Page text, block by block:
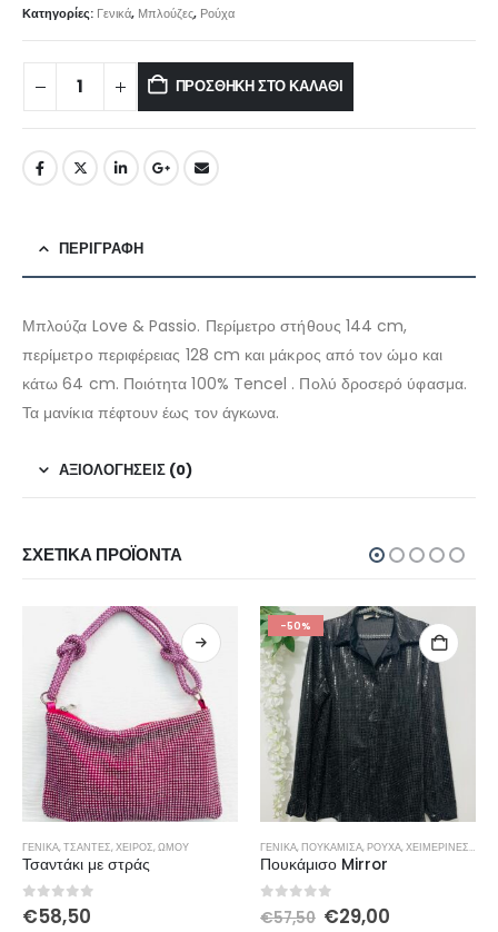
Κατηγορίες: Γενικά, Μπλούζες, Ρούχα
ΠΡΟΣΘΉΚΗ ΣΤΟ ΚΑΛΆΘΙ
ΠΕΡΙΓΡΑΦΉ
Μπλούζα Love & Passio. Περίμετρο στήθους 144 cm,
περίμετρο περιφέρειας 128 cm και μάκρος από τον ώμο και
κάτω 64 cm. Ποιότητα 100% Tencel . Πολύ δροσερό ύφασμα.
Τα μανίκια πέφτουν έως τον άγκωνα.
ΑΞΙΟΛΟΓΉΣΕΙΣ (0)
ΣΧΕΤΙΚΆ ΠΡΟΪΌΝΤΑ
ΓΕΝΙΚΆ,ΤΣΆΝΤΕΣ,ΧΕΙΡΌΣ,ΏΜΟΥ
Τσαντάκι με στράς
0out of 5
€58,50
-50%
ΓΕΝΙΚΆ,ΠΟΥΚΆΜΙΣΑ,ΡΟΎΧΑ,ΧΕΙΜΕΡΙΝΕΣ ΠΡΟΣΦΟΡΕΣ
Πουκάμισο Mirror
out of 5
€57,50 €29,00